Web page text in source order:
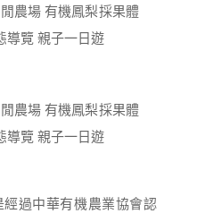
過中華有機農業協會認